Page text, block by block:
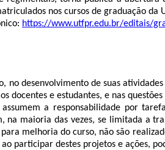
nos cursos de graduação
https://www.utfpr.edu.br/editais/
no desenvolvimento de suas
docentes e estudantes, e nas
a responsabilidade por
na maioria das vezes, se limitada a
melhoria do curso, não são
participar destes projetos e ações,